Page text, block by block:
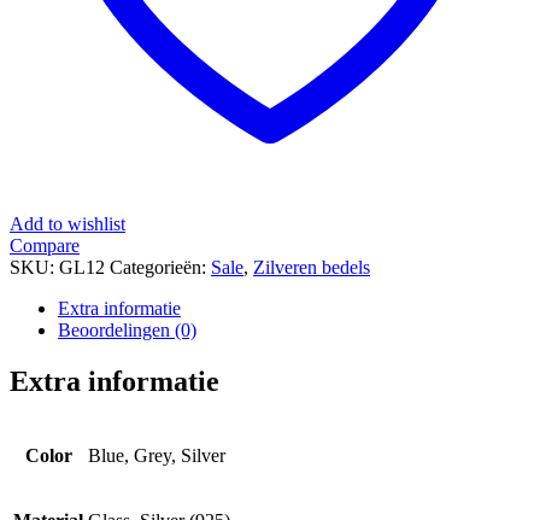
Add to wishlist
Compare
SKU: GL12 Categorieën: Sale, Zilveren bedels
Extra informatie
Beoordelingen (0)
Extra informatie
Color Blue, Grey, Silver